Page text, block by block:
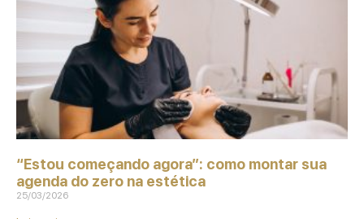
“Estou começando agora”: como montar sua
agenda do zero na estética
25/03/2026